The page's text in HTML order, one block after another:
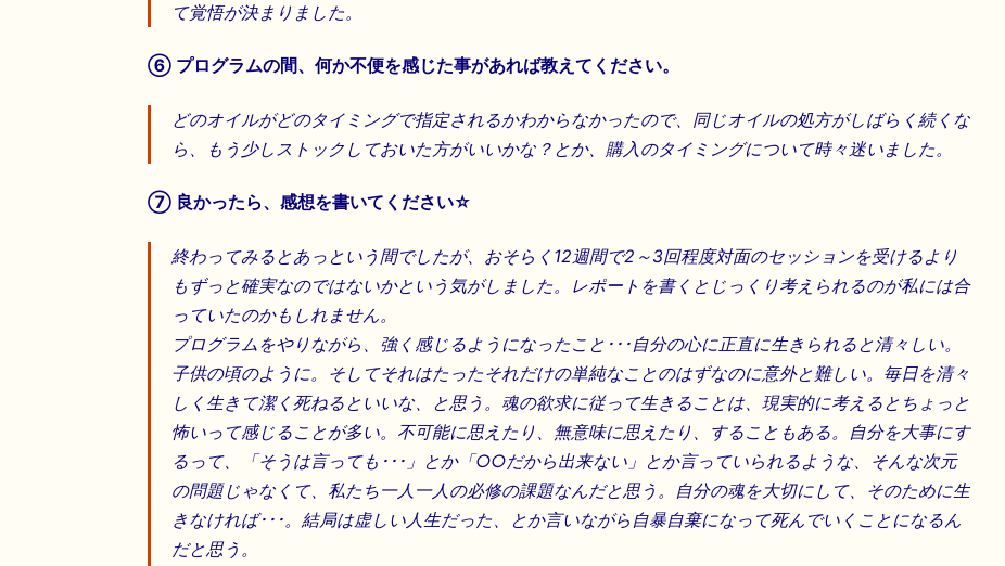
て覚悟が決まりました。
⑥ プログラムの間、何か不便を感じた事があれば教えてください。
どのオイルがどのタイミングで指定されるかわからなかったので、同じオイルの処方がしばらく続くな
ら、もう少しストックしておいた方がいいかな？とか、購入のタイミングについて時々迷いました。
⑦ 良かったら、感想を書いてください☆
終わってみるとあっという間でしたが、おそらく12週間で2～3回程度対面のセッションを受けるより
もずっと確実なのではないかという気がしました。レポートを書くとじっくり考えられるのが私には合
っていたのかもしれません。
プログラムをやりながら、強く感じるようになったこと･･･自分の心に正直に生きられると清々しい。
子供の頃のように。そしてそれはたったそれだけの単純なことのはずなのに意外と難しい。毎日を清々
しく生きて潔く死ねるといいな、と思う。魂の欲求に従って生きることは、現実的に考えるとちょっと
怖いって感じることが多い。不可能に思えたり、無意味に思えたり、することもある。自分を大事にす
るって、「そうは言っても･･･」とか「○○だから出来ない」とか言っていられるような、そんな次元
の問題じゃなくて、私たち一人一人の必修の課題なんだと思う。自分の魂を大切にして、そのために生
きなければ･･･。結局は虚しい人生だった、とか言いながら自暴自棄になって死んでいくことになるん
だと思う。